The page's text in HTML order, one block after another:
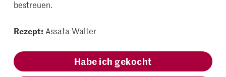
bestreuen.
Rezept: Assata Walter
Habe ich gekocht